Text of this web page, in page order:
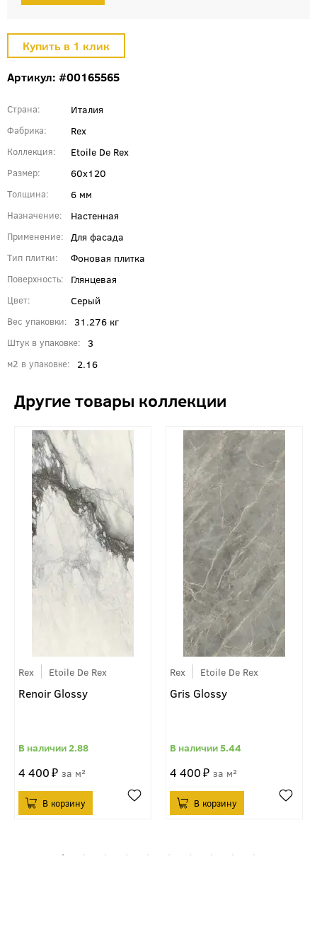
Артикул: #00165565
Страна Италия
Фабрика Rex
Коллекция Etoile De Rex
Размер 60x120
Толщина 6 мм
Назначение Настенная
Применение Для фасада
Тип плитки Фоновая плитка
Поверхность Глянцевая
Цвет Серый
Вес упаковки 31.276 кг
Штук в упаковке 3
м2 в упаковке 2.16
Rex Etoile De Rex
Renoir Glossy
2.88
4 400 м²
Rex Etoile De Rex
Gris Glossy
5.44
4 400 м²